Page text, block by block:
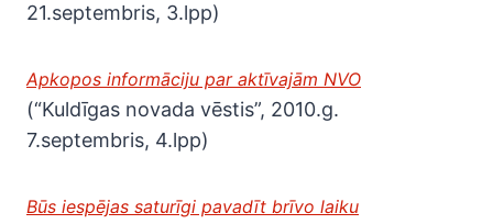
21.septembris, 3.lpp)
Apkopos informāciju par aktīvajām NVO
(“Kuldīgas novada vēstis”, 2010.g.
7.septembris, 4.lpp)
Būs iespējas saturīgi pavadīt brīvo laiku